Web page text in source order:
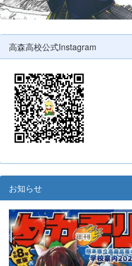
高森高校公式Instagram
お知らせ